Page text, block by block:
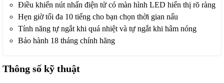
Điều khiển nút nhấn điện tử có màn hình LED hiển thị rõ ràng
Hẹn giờ tối đa 10 tiếng cho bạn chọn thời gian nấu
Tính năng tự ngắt khi quá nhiệt và tự ngắt khi hâm nóng
Bảo hành 18 tháng chính hãng
Thông số kỹ thuật